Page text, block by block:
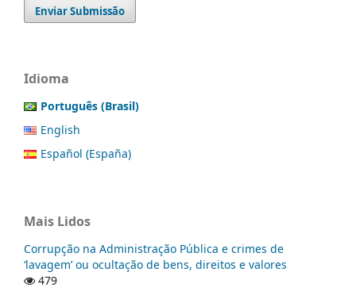
Enviar Submissão
Idioma
Português (Brasil)
English
Español (España)
Mais Lidos
Corrupção na Administração Pública e crimes de
‘lavagem’ ou ocultação de bens, direitos e valores
479